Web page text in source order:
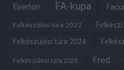
Everton FA-kupa
Felkészülési túra 2022
Felkészülési túra 2024
Felkészülési túra 2026 Fred